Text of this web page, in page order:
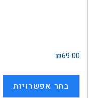
₪69.00
בחר אפשרויות